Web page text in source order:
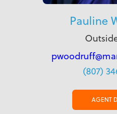
Pauline
(807)
AGENT